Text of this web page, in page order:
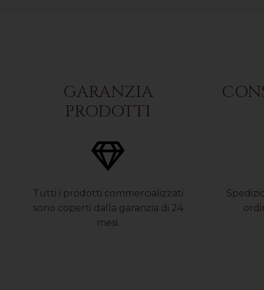
GARANZIA
PRODOTTI
Tutti i prodotti commercializzati
sono coperti dalla garanzia di 24
mesi.